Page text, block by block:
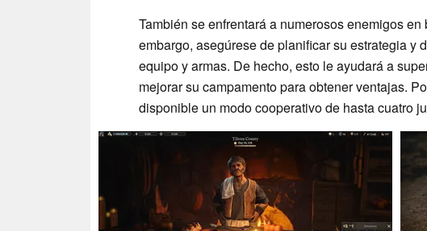
También se enfrentará a numerosos enemigos
embargo, asegúrese de planificar su estrategia y
equipo y armas. De hecho, esto le ayudará a
mejorar su campamento para obtener ventajas.
disponible un modo cooperativo de hasta cuatro